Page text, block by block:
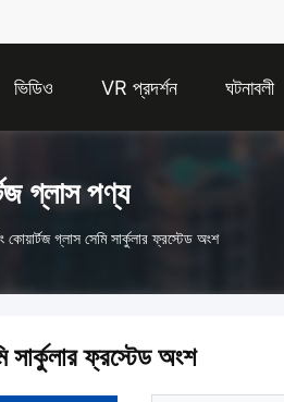
ভিডিও VR প্রদর্শন ঘটনাবলী
গ্লাস পণ্য
কোয়ার্টজ গ্লাস সেমি সার্কুলার ফ্রস্টেড অংশ
সার্কুলার ফ্রস্টেড অংশ